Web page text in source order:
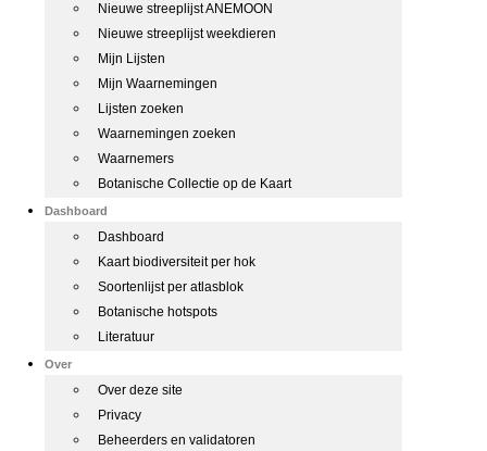
Nieuwe streeplijst ANEMOON
Nieuwe streeplijst weekdieren
Mijn Lijsten
Mijn Waarnemingen
Lijsten zoeken
Waarnemingen zoeken
Waarnemers
Botanische Collectie op de Kaart
Dashboard
Dashboard
Kaart biodiversiteit per hok
Soortenlijst per atlasblok
Botanische hotspots
Literatuur
Over
Over deze site
Privacy
Beheerders en validatoren